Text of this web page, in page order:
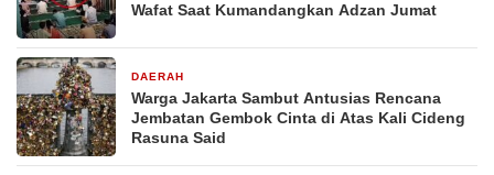
Wafat Saat Kumandangkan Adzan Jumat
DAERAH
Warga Jakarta Sambut Antusias Rencana
Jembatan Gembok Cinta di Atas Kali Cideng
Rasuna Said